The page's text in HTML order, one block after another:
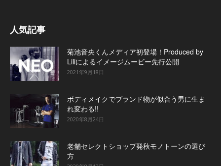
人気記事
菊池音央くんメディア初登場！Produced by
Liliによるイメージムービー先行公開
2021年9月18日
ボディメイクでブランド物が似合う男に生ま
れ変わる!!
2020年8月24日
老舗セレクトショップ発秋モノトーンの選び
方